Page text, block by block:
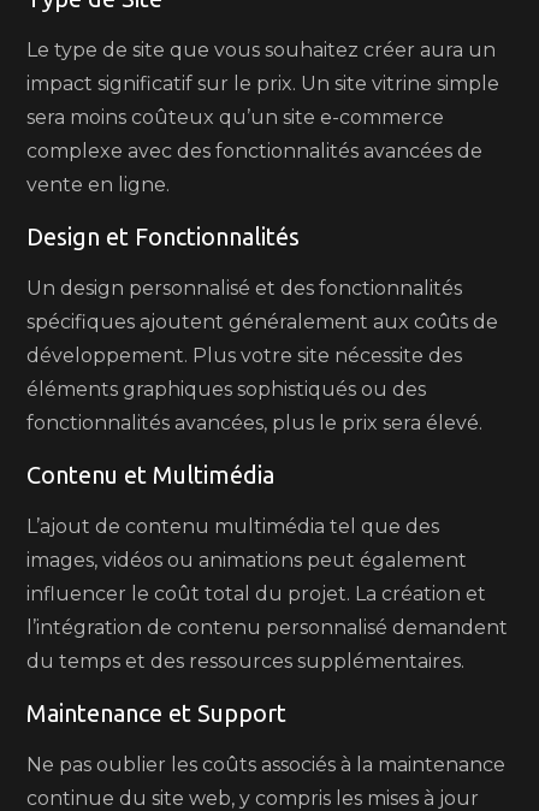
Le type de site que vous souhaitez créer aura un
impact significatif sur le prix. Un site vitrine simple
sera moins coûteux qu’un site e-commerce
complexe avec des fonctionnalités avancées de
vente en ligne.
Design et Fonctionnalités
Un design personnalisé et des fonctionnalités
spécifiques ajoutent généralement aux coûts de
développement. Plus votre site nécessite des
éléments graphiques sophistiqués ou des
fonctionnalités avancées, plus le prix sera élevé.
Contenu et Multimédia
L’ajout de contenu multimédia tel que des
images, vidéos ou animations peut également
influencer le coût total du projet. La création et
l’intégration de contenu personnalisé demandent
du temps et des ressources supplémentaires.
Maintenance et Support
Ne pas oublier les coûts associés à la maintenance
continue du site web, y compris les mises à jour